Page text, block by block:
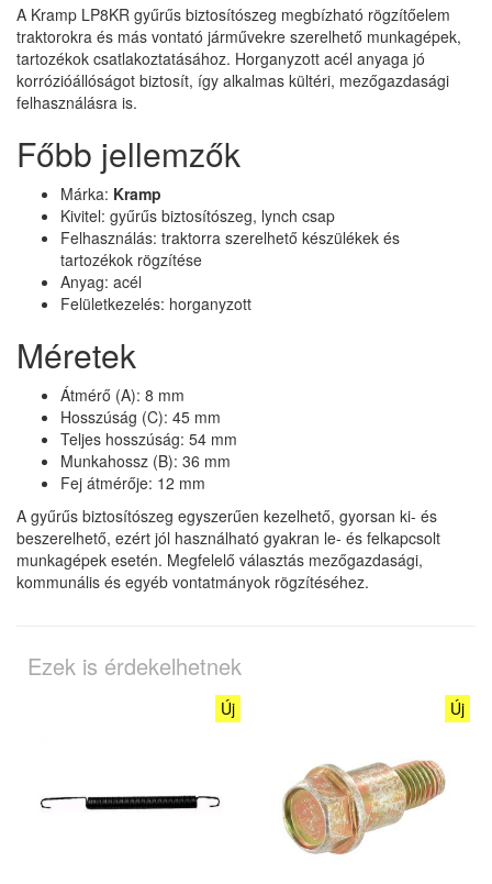
A Kramp LP8KR gyűrűs biztosítószeg megbízható rögzítőelem
traktorokra és más vontató járművekre szerelhető munkagépek,
tartozékok csatlakoztatásához. Horganyzott acél anyaga jó
korrózióállóságot biztosít, így alkalmas kültéri, mezőgazdasági
felhasználásra is.
Főbb jellemzők
Márka: Kramp
Kivitel: gyűrűs biztosítószeg, lynch csap
Felhasználás: traktorra szerelhető készülékek és
tartozékok rögzítése
Anyag: acél
Felületkezelés: horganyzott
Méretek
Átmérő (A): 8 mm
Hosszúság (C): 45 mm
Teljes hosszúság: 54 mm
Munkahossz (B): 36 mm
Fej átmérője: 12 mm
A gyűrűs biztosítószeg egyszerűen kezelhető, gyorsan ki- és
beszerelhető, ezért jól használható gyakran le- és felkapcsolt
munkagépek esetén. Megfelelő választás mezőgazdasági,
kommunális és egyéb vontatmányok rögzítéséhez.
Ezek is érdekelhetnek
Új Új